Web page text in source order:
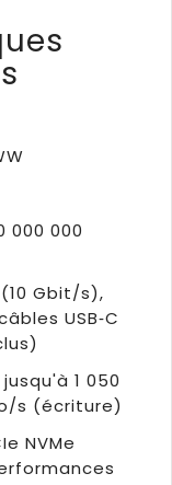
000 000
(10 Gbit/s),
USB‑C
jusqu'à 1 050
s (écriture)
NVMe